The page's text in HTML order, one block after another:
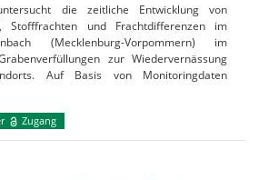
die zeitliche Entwicklung von
Stofffrachten und Frachtdifferenzen im
(Mecklenburg-Vorpommern) im
zur Wiedervernässung
Auf Basis von Monitoringdaten
Zugang